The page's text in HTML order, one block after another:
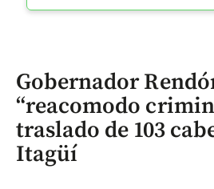
Gobernador
“reacomodo
traslado de 103
Itagüí